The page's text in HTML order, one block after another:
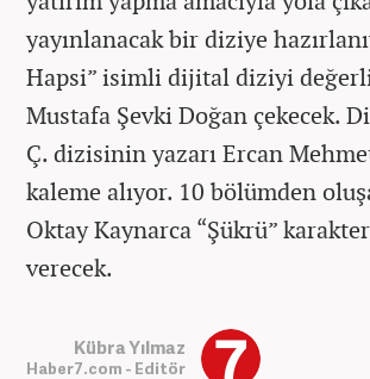
yayınlanacak bir diziye
Hapsi” isimli dijital diziyi
Mustafa Şevki Doğan çekecek.
Ç. dizisinin yazarı Ercan
kaleme alıyor. 10 bölümden
Oktay Kaynarca “Şükrü”
verecek.
Kübra Yılmaz
Haber7.com - Editör